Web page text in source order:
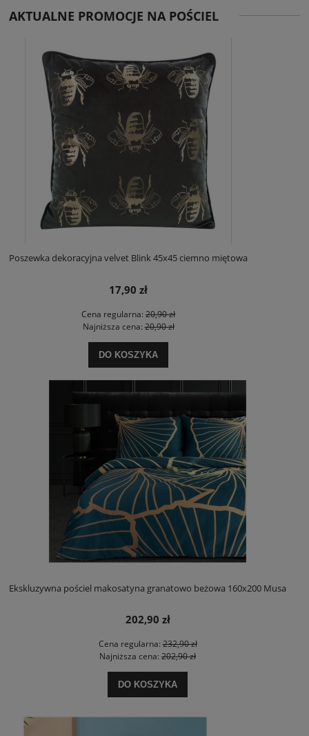
AKTUALNE PROMOCJE NA POŚCIEL
Poszewka dekoracyjna velvet Blink 45x45 ciemno miętowa
17,90 zł
Cena regularna: 20,90 zł
Najniższa cena:20,90 zł
DO KOSZYKA
Ekskluzywna pościel makosatyna granatowo beżowa 160x200 Musa
202,90 zł
Cena regularna:232,90 zł
Najniższa cena: 202,90 zł
DO KOSZYKA